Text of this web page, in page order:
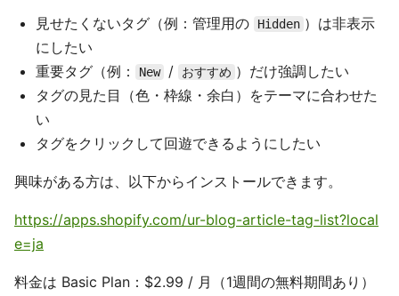
見せたくないタグ（例：管理用の Hidden ）は非表示
にしたい
重要タグ（例：
New / おすすめ ）だけ強調したい
タグの見た目（色・枠線・余白）をテーマに合わせた
い
タグをクリックして回遊できるようにしたい
興味がある方は、以下からインストールできます。
https://apps.shopify.com/ur-blog-article-tag-list?local
e=ja
料金は Basic Plan：$2.99 / 月（1週間の無料期間あり）